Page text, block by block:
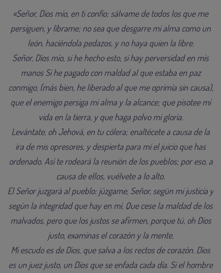
«Señor, Dios mío, en ti confío; sálvame de todos los que me
persiguen, y líbrame; no sea que desgarre mi alma como un
león, haciéndola pedazos, y no haya quien la libre.
Señor, Dios mío, si he hecho esto, si hay perversidad en mis
manos Si he pagado con maldad al que estaba en paz
conmigo, (más bien, he liberado al que me oprimía sin causa),
que el enemigo persiga mi alma y la alcance; que pisotee mi
vida en la tierra, y que haga polvo mi gloria.
Levántate, oh Jehová, en tu cólera; enaltécete a causa de la
ira de mis opresores, y despierta para mí el juicio que has
ordenado. Así te rodeará la reunión de los pueblos; por eso, a
causa de ellos, vuélvete a lo alto.
El Señor juzgará al pueblo: júzgame, Señor, según mi justicia y
según la integridad que hay en mí. Que cese la maldad de los
malvados, pero que los justos se afirmen, porque tú, oh Dios
justo, examinas el corazón y la mente.
Mi escudo es de Dios, que salva a los rectos de corazón. Dios
es un juez justo, un Dios que se enfada cada día. Si el hombre